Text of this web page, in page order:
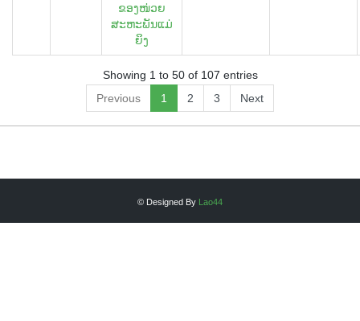
ຂອງໜ່ວຍ
ສະຫະພັນແມ່
ຍິງ
Showing 1 to 50 of 107 entries
Previous
1 2 3 Next
© Designed By Lao44